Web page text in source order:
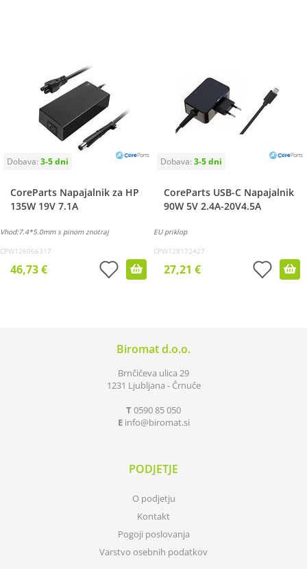
CoreParts Napajalnik za HP
135W 19V 7.1A
Vhod:7.4*5.0mm s pinom znotraj
CPW126066317
46,73 €
CoreParts USB-C Napajalnik
90W 5V 2.4A-20V4.5A
EU priklop
CPW128172427
27,21 €
Biromat d.o.o.
Brnčičeva ulica 29
1231 Ljubljana - Črnuče
T0590 85 050
E info biromat.si
PODJETJE
O podjetju
Kontakt
Pogoji poslovanja
Varstvo osebnih podatkov